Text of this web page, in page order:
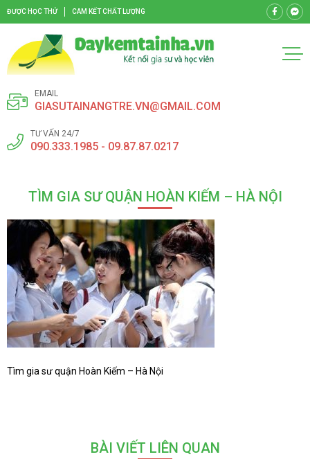
ĐƯỢC HỌC THỬ CAM KẾT CHẤT LƯỢNG
EMAIL
GIASUTAINANGTRE.VN@GMAIL.COM
TƯ VẤN 24/7
090.333.1985 - 09.87.87.0217
TÌM GIA SƯ QUẬN HOÀN KIẾM – HÀ NỘI
Tìm gia sư quận Hoàn Kiếm – Hà Nội
BÀI VIẾT LIÊN QUAN